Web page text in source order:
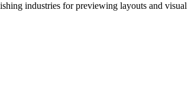
industries for previewing layouts and